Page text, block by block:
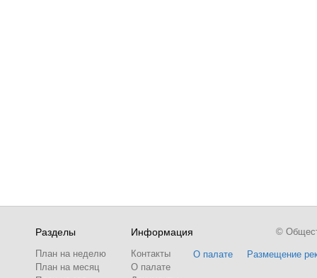
Разделы
План на неделю
План на месяц
Информация
Контакты
О палате
О палате Размещение
©